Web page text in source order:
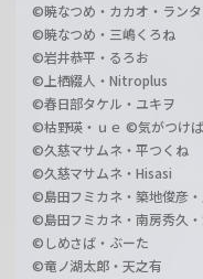
©暁なつめ・カカオ・ラン
©暁なつめ・三嶋くろね
©岩井恭平・るろお
©上栖綴人・Nitroplus
©春日部タケル・ユキヲ
©枯野瑛・ｕｅ ©気がつけ
©久慈マサムネ・平つくね
©久慈マサムネ・Hisasi
©島田フミカネ・築地俊彦
©島田フミカネ・南房秀久
©しめさば・ぶーた
©竜ノ湖太郎・天之有